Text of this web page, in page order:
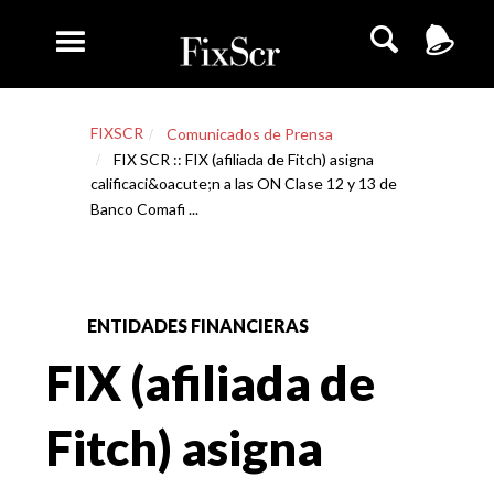
FIXSCR
Comunicados de Prensa
FIX SCR :: FIX (afiliada de Fitch) asigna
calificaci&oacute;n a las ON Clase 12 y 13 de
Banco Comafi ...
ENTIDADES FINANCIERAS
FIX (afiliada de
Fitch) asigna